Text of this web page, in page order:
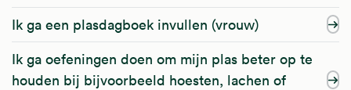
Ik ga een plasdagboek invullen (vrouw)
Ik ga oefeningen doen om mijn plas beter op te
houden bij bijvoorbeeld hoesten, lachen of